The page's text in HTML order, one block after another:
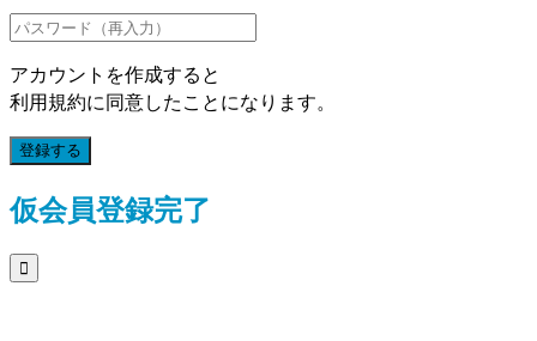
アカウントを作成すると
利用規約に同意したことになります。
登録する
仮会員登録完了
